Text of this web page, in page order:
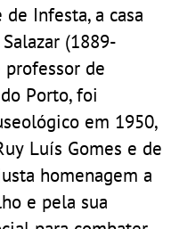
de Infesta, a casa
(1889-
de
Porto, foi
em 1950,
Luís Gomes e de
homenagem a
e pela sua